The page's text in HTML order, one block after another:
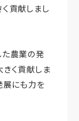
貢献しまし
た農業の発
く貢献しま
展にも力を